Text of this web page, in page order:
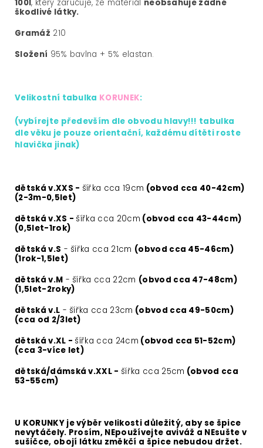
100I, který zaručuje, že materiál neobsahuje žádné
škodlivé látky.
Gramáž 210
Složení 95% bavlna + 5% elastan.
Velikostní tabulka KORUNEK:
(vybírejte především dle obvodu hlavy!!! tabulka
dle věku je pouze orientační, každému dítěti roste
hlavička jinak)
dětská v.XXS - šířka cca 19cm (obvod cca 40-42cm)
(2-3m-0,5let)
dětská v.XS - šířka cca 20cm (obvod cca 43-44cm)
(0,5let-1rok)
dětská v.S - šířka cca 21cm (obvod cca 45-46cm)
(1rok-1,5let)
dětská v.M - šířka cca 22cm (obvod cca 47-48cm)
(1,5let-2roky)
dětská v.L - šířka cca 23cm (obvod cca 49-50cm)
(cca od 2/3let)
dětská v.XL - šířka cca 24cm (obvod cca 51-52cm)
(cca 3-více let)
dětská/dámská v.XXL - šířka cca 25cm (obvod cca
53-55cm)
U KORUNKY je výběr velikosti důležitý, aby se špice
nevytáčely. Prosím, NEpoužívejte aviváž a NEsušte v
sušičce, obojí látku změkčí a špice nebudou držet.